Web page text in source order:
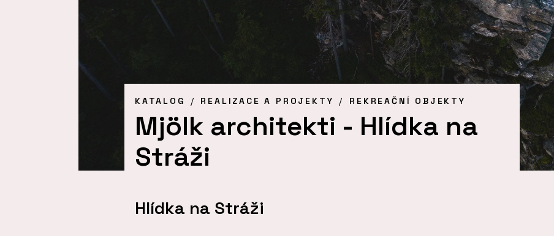
KATALOG REALIZACE A PROJEKTY REKREAČNÍ OBJEKTY
Mjölk architekti - Hlídka na
Stráži
Hlídka na Stráži